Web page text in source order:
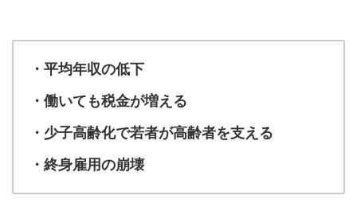
・平均年収の低下
・働いても税金が増える
・少子高齢化で若者が高齢者を支える
・終身雇用の崩壊